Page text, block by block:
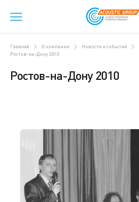
Главная О компании Новости и события
Ростов-на-Дону 2010
Ростов-на-Дону 2010